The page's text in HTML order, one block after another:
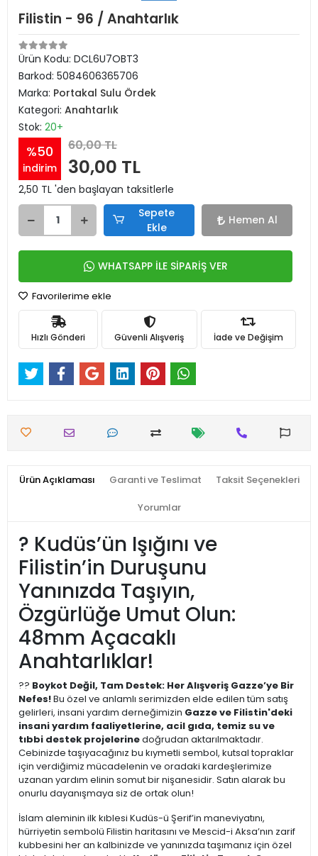
Filistin - 96 / Anahtarlık
Ürün Kodu: DCL6U7OBT3
Barkod: 5084606365706
Marka: Portakal Sulu Ördek
Kategori: Anahtarlık
Stok: 20+
%50
indirim
60,00 TL
30,00 TL
2,50 TL 'den başlayan taksitlerle
Sepete
Ekle
Hemen Al
WHATSAPP İLE SİPARİŞ VER
Favorilerime ekle
Hızlı Gönderi Güvenli Alışveriş İade ve Değişim
Ürün Açıklaması Garanti ve Teslimat Taksit Seçenekleri
Yorumlar
? Kudüs’ün Işığını ve
Filistin’in Duruşunu
Yanınızda Taşıyın,
Özgürlüğe Umut Olun:
48mm Açacaklı
Anahtarlıklar!
?? Boykot Değil, Tam Destek: Her Alışveriş Gazze’ye Bir
Nefes!Bu özel ve anlamlı serimizden elde edilen tüm satış
gelirleri, insani yardım derneğimizin Gazze ve Filistin'deki
insani yardım faaliyetlerine, acil gıda, temiz su ve
tıbbi destek projelerinedoğrudan aktarılmaktadır.
Cebinizde taşıyacağınız bu kıymetli sembol, kutsal topraklar
için verdiğimiz mücadelenin ve oradaki kardeşlerimize
uzanan yardım elinin somut bir nişanesidir. Satın alarak bu
onurlu dayanışmaya siz de ortak olun!
İslam aleminin ilk kıblesi Kudüs-ü Şerif’in maneviyatını,
hürriyetin sembolü Filistin haritasını ve Mescid-i Aksa’nın zarif
kubbesini her an kalbinizde ve yanınızda taşımanız için özel